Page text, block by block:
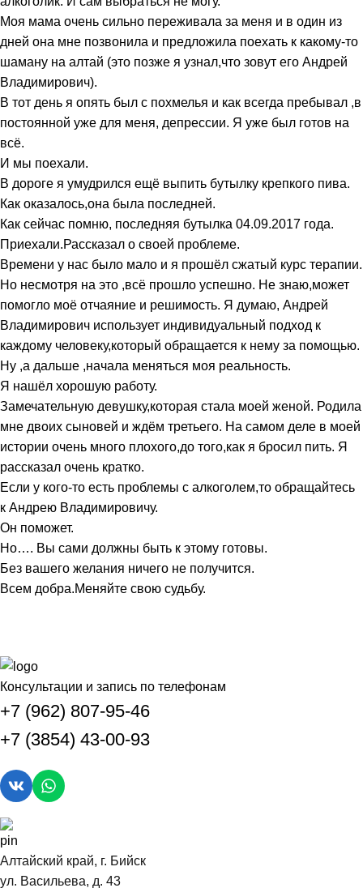
Моя мама очень сильно переживала за меня и в один из
дней она мне позвонила и предложила поехать к какому-то
шаману на алтай (это позже я узнал,что зовут его Андрей
Владимирович).
В тот день я опять был с похмелья и как всегда пребывал ,в
постоянной уже для меня, депрессии. Я уже был готов на
всё.
И мы поехали.
В дороге я умудрился ещё выпить бутылку крепкого пива.
Как оказалось,она была последней.
Как сейчас помню, последняя бутылка 04.09.2017 года.
Приехали.Рассказал о своей проблеме.
Времени у нас было мало и я прошёл сжатый курс терапии.
Но несмотря на это ,всё прошло успешно. Не знаю,может
помогло моё отчаяние и решимость. Я думаю, Андрей
Владимирович использует индивидуальный подход к
каждому человеку,который обращается к нему за помощью.
Ну ,а дальше ,начала меняться моя реальность.
Я нашёл хорошую работу.
Замечательную девушку,которая стала моей женой. Родила
мне двоих сыновей и ждём третьего. На самом деле в моей
истории очень много плохого,до того,как я бросил пить. Я
рассказал очень кратко.
Если у кого-то есть проблемы с алкоголем,то обращайтесь
к Андрею Владимировичу.
Он поможет.
Но…. Вы сами должны быть к этому готовы.
Без вашего желания ничего не получится.
Всем добра.Меняйте свою судьбу.
Консультации и запись по телефонам
+7 (962) 807-95-46
+7 (3854) 43-00-93
Алтайский край, г. Бийск
ул. Васильева, д. 43